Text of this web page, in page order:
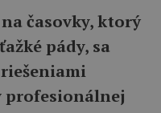
časovky, ktorý
pády, sa
profesionálnej